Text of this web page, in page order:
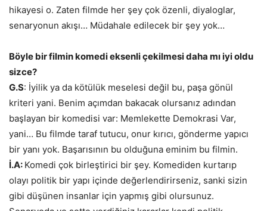
hikayesi o. Zaten filmde her şey çok özenli, diyaloglar,
senaryonun akışı… Müdahale edilecek bir şey yok…
Böyle bir filmin komedi eksenli çekilmesi daha mı iyi oldu
sizce?
G.S: İyilik ya da kötülük meselesi değil bu, paşa gönül
kriteri yani. Benim açımdan bakacak olursanız adından
başlayan bir komedisi var: Memlekette Demokrasi Var,
yani… Bu filmde taraf tutucu, onur kırıcı, gönderme yapıcı
bir yanı yok. Başarısının bu olduğuna eminim bu filmin.
İ.A: Komedi çok birleştirici bir şey. Komediden kurtarıp
olayı politik bir yapı içinde değerlendirirseniz, sanki sizin
gibi düşünen insanlar için yapmış gibi olursunuz.